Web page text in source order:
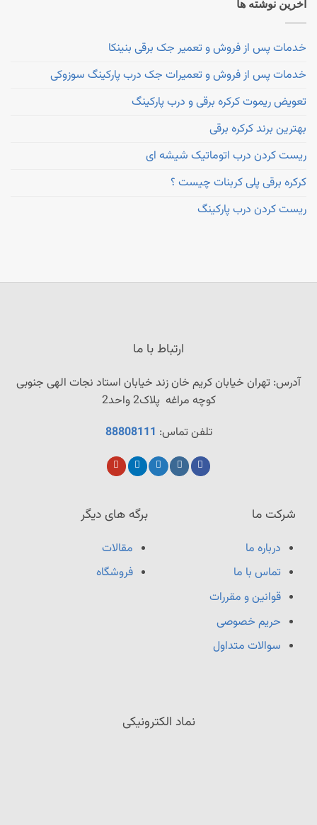
آخرین نوشته ها
خدمات پس از فروش و تعمیر جک برقی بنینکا
خدمات پس از فروش و تعمیرات جک درب پارکینگ سوزوکی
تعویض ریموت کرکره برقی و درب پارکینگ
بهترین برند کرکره برقی
ریست کردن درب اتوماتیک شیشه ای
کرکره برقی پلی کربنات چیست ؟
ریست کردن درب پارکینگ
ارتباط با ما
آدرس: تهران خیابان کریم خان زند خیابان استاد نجات‌ الهی‌ جنوبی
کوچه مراغه پلاک2 واحد2
تلفن تماس: 88808111
شرکت ما
درباره ما
تماس با ما
قوانین و مقررات
حریم خصوصی
سوالات متداول
برگه های دیگر
مقالات
فروشگاه
نماد الکترونیکی